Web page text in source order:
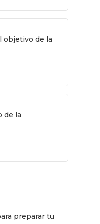
objetivo de la
de la
preparar tu